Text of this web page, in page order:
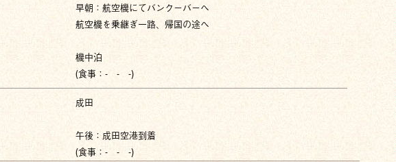
早朝：航空機にてバンクーバーへ
航空機を乗継ぎ一路、帰国の途へ
機中泊
(食事：- - -)
成田
午後：成田空港到着
(食事：- - -)